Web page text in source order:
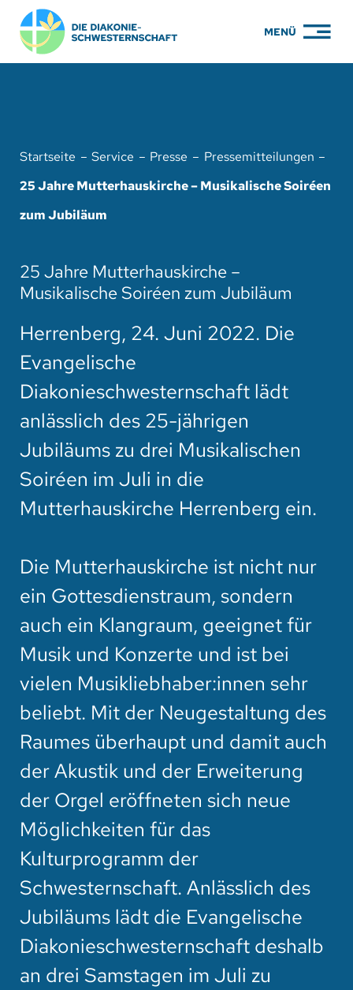
Zum
Inhalt
springen
MENÜ
KARRIERE
ENGAGEMENT
SERVICE
HOTEL
SPENDEN
SUCHE
Startseite Service Presse
Pressemitteilungen
25 Jahre Mutterhauskirche – Musikalische Soiréen
zum Jubiläum
25 Jahre Mutterhauskirche –
Musikalische Soiréen zum Jubiläum
Herrenberg, 24. Juni 2022. Die
Evangelische
Diakonieschwesternschaft lädt
anlässlich des 25-jährigen
Jubiläums zu drei Musikalischen
Soiréen im Juli in die
Mutterhauskirche Herrenberg ein.
Die Mutterhauskirche ist nicht nur
ein Gottesdienstraum, sondern
auch ein Klangraum, geeignet für
Musik und Konzerte und ist bei
vielen Musikliebhaber:innen sehr
beliebt. Mit der Neugestaltung des
Raumes überhaupt und damit auch
der Akustik und der Erweiterung
der Orgel eröffneten sich neue
Möglichkeiten für das
Kulturprogramm der
Schwesternschaft. Anlässlich des
Jubiläums lädt die Evangelische
Diakonieschwesternschaft deshalb
an drei Samstagen im Juli zu